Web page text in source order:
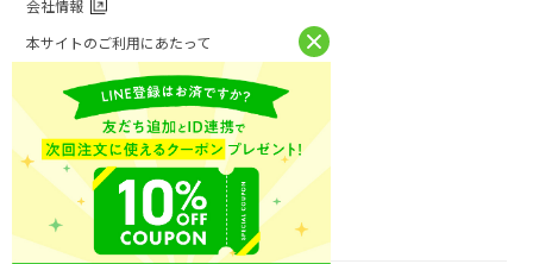
会社情報
本サイトのご利用にあたって
個人情報保護方針
個人情報取扱について
特定商取引法に基づく表記
お問い合わせ
ニチレイフーズ公式ホームページ